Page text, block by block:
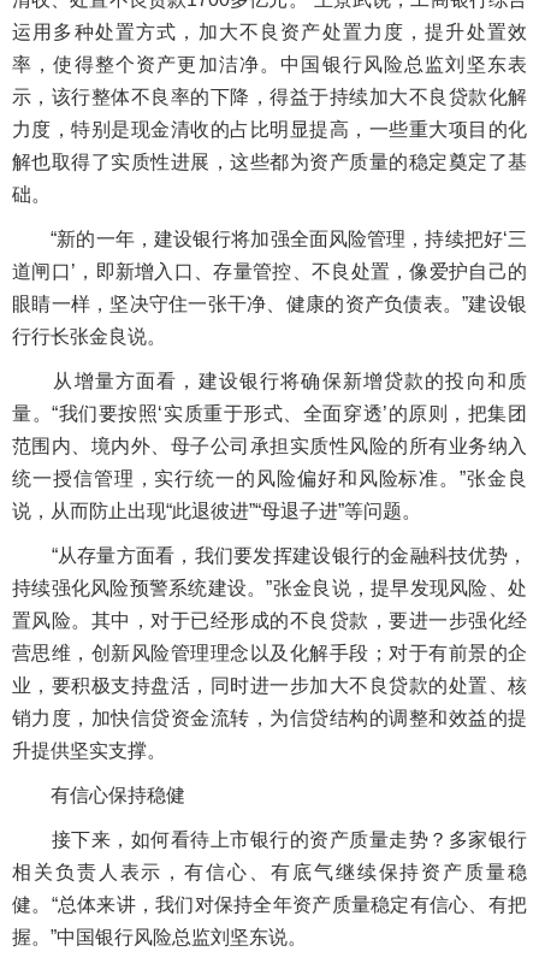
运用多种处置方式，加大不良资产处置力度，提升处置效
率，使得整个资产更加洁净。中国银行风险总监刘坚东表
示，该行整体不良率的下降，得益于持续加大不良贷款化解
力度，特别是现金清收的占比明显提高，一些重大项目的化
解也取得了实质性进展，这些都为资产质量的稳定奠定了基
础。
“新的一年，建设银行将加强全面风险管理，持续把好‘三
道闸口’，即新增入口、存量管控、不良处置，像爱护自己的
眼睛一样，坚决守住一张干净、健康的资产负债表。”建设银
行行长张金良说。
从增量方面看，建设银行将确保新增贷款的投向和质
量。“我们要按照‘实质重于形式、全面穿透’的原则，把集团
范围内、境内外、母子公司承担实质性风险的所有业务纳入
统一授信管理，实行统一的风险偏好和风险标准。”张金良
说，从而防止出现“此退彼进”“母退子进”等问题。
“从存量方面看，我们要发挥建设银行的金融科技优势，
持续强化风险预警系统建设。”张金良说，提早发现风险、处
置风险。其中，对于已经形成的不良贷款，要进一步强化经
营思维，创新风险管理理念以及化解手段；对于有前景的企
业，要积极支持盘活，同时进一步加大不良贷款的处置、核
销力度，加快信贷资金流转，为信贷结构的调整和效益的提
升提供坚实支撑。
有信心保持稳健
接下来，如何看待上市银行的资产质量走势？多家银行
相关负责人表示，有信心、有底气继续保持资产质量稳
健。“总体来讲，我们对保持全年资产质量稳定有信心、有把
握。”中国银行风险总监刘坚东说。